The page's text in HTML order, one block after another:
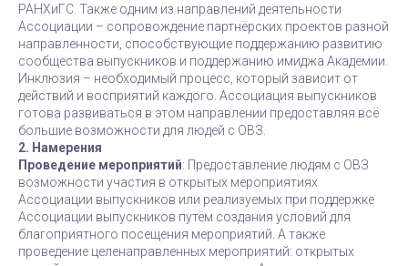
РАНХиГС. Также одним из направлений деятельности
Ассоциации – сопровождение партнёрских проектов разной
направленности, способствующие поддержанию развитию
сообщества выпускников и поддержанию имиджа Академии.
Инклюзия – необходимый процесс, который зависит от
действий и восприятий каждого. Ассоциация выпускников
готова развиваться в этом направлении предоставляя всё
большие возможности для людей с ОВЗ.
2. Намерения
Проведение мероприятий: Предоставление людям с ОВЗ
возможности участия в открытых мероприятиях
Ассоциации выпускников или реализуемых при поддержке
Ассоциации выпускников путём создания условий для
благоприятного посещения мероприятий. А также
проведение целенаправленных мероприятий: открытых